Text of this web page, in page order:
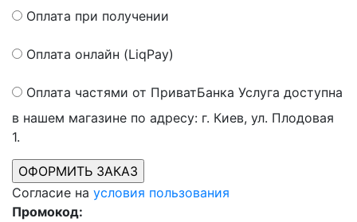
Оплата при получении
Оплата онлайн (LiqPay)
Оплата частями от ПриватБанка Услуга доступна
в нашем магазине по адресу: г. Киев, ул. Плодовая
1.
Согласие на условия пользования
Промокод: